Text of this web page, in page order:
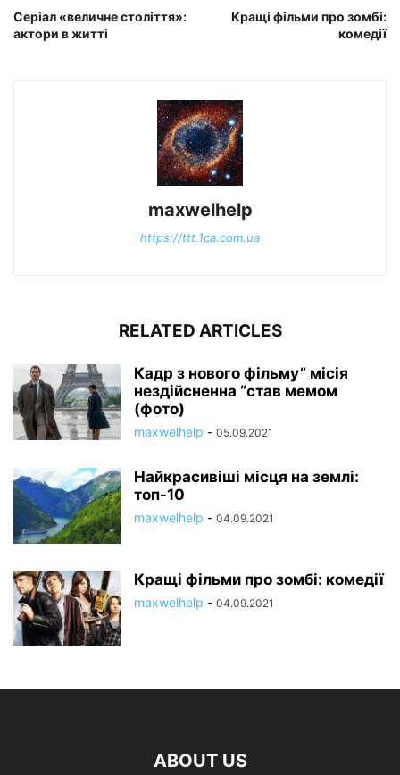
Серіал «величне століття»:
актори в житті
Кращі фільми про зомбі:
комедії
maxwelhelp
https://ttt.1ca.com.ua
RELATED ARTICLES
Кадр з нового фільму” місія
нездійсненна “став мемом
(фото)
maxwelhelp - 05.09.2021
Найкрасивіші місця на землі:
топ-10
maxwelhelp - 04.09.2021
Кращі фільми про зомбі: комедії
maxwelhelp - 04.09.2021
ABOUT US